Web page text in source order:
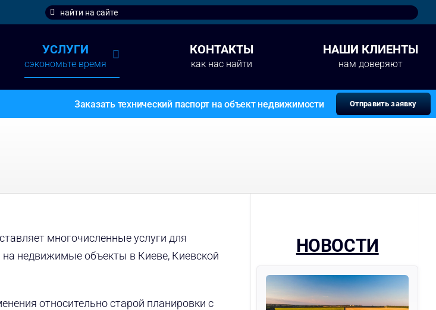
Search
УСЛУГИ
сэкономьте время
КОНТАКТЫ
как нас найти
НАШИ КЛИЕНТЫ
нам доверяют
Заказать технический паспорт на объект недвижимости Отправить заявку
многочисленные услуги для
недвижимые объекты в Киеве, Киевской
относительно старой планировки с
НОВОСТИ